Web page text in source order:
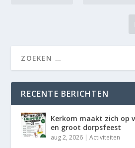
RECENTE BERICHTEN
Kerkom maakt zich op
en groot dorpsfeest
aug 2, 2026 |Activiteiten